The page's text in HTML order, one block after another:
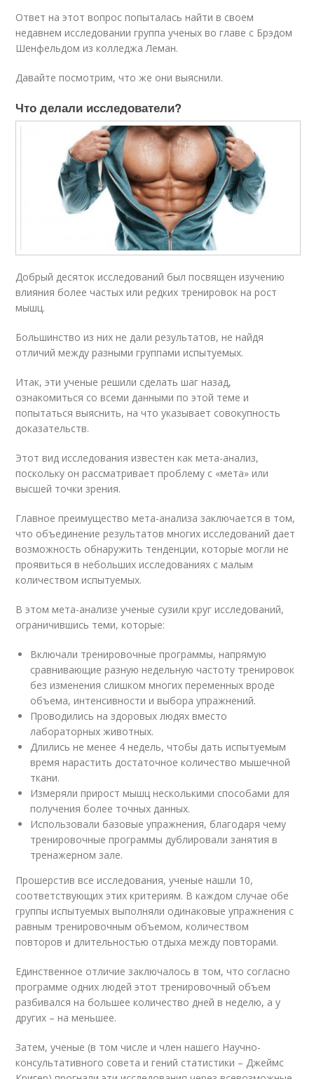
Ответ на этот вопрос попыталась найти в своем
недавнем исследовании группа ученых во главе с Брэдом
Шенфельдом из колледжа Леман.
Давайте посмотрим, что же они выяснили.
Что делали исследователи?
Добрый десяток исследований был посвящен изучению
влияния более частых или редких тренировок на рост
мышц.
Большинство из них не дали результатов, не найдя
отличий между разными группами испытуемых.
Итак, эти ученые решили сделать шаг назад,
ознакомиться со всеми данными по этой теме и
попытаться выяснить, на что указывает совокупность
доказательств.
Этот вид исследования известен как мета-анализ,
поскольку он рассматривает проблему с «мета» или
высшей точки зрения.
Главное преимущество мета-анализа заключается в том,
что объединение результатов многих исследований дает
возможность обнаружить тенденции, которые могли не
проявиться в небольших исследованиях с малым
количеством испытуемых.
В этом мета-анализе ученые сузили круг исследований,
ограничившись теми, которые:
Включали тренировочные программы, напрямую
сравнивающие разную недельную частоту тренировок
без изменения слишком многих переменных вроде
объема, интенсивности и выбора упражнений.
Проводились на здоровых людях вместо
лабораторных животных.
Длились не менее 4 недель, чтобы дать испытуемым
время нарастить достаточное количество мышечной
ткани.
Измеряли прирост мышц несколькими способами для
получения более точных данных.
Использовали базовые упражнения, благодаря чему
тренировочные программы дублировали занятия в
тренажерном зале.
Прошерстив все исследования, ученые нашли 10,
соответствующих этих критериям. В каждом случае обе
группы испытуемых выполняли одинаковые упражнения с
равным тренировочным объемом, количеством
повторов и длительностью отдыха между повторами.
Единственное отличие заключалось в том, что согласно
программе одних людей этот тренировочный объем
разбивался на большее количество дней в неделю, а у
других – на меньшее.
Затем, ученые (в том числе и член нашего Научно-
консультативного совета и гений статистики – Джеймс